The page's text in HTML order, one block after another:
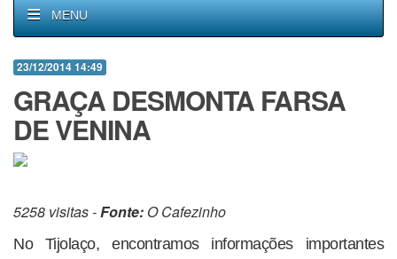
MENU
23/12/2014 14:49
GRAÇA DESMONTA FARSA
DE VENINA
5258 visitas -Fonte: O Cafezinho
No Tijolaço, encontramos informações importantes